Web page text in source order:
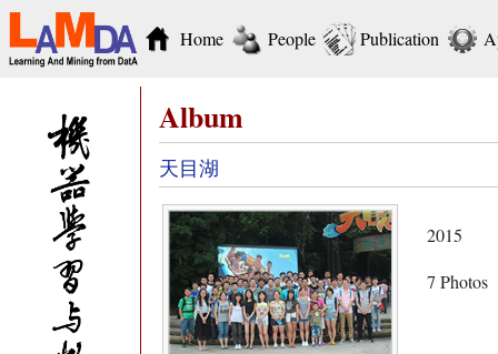
Home People Publication
Album
天目湖
2015
7 Photos